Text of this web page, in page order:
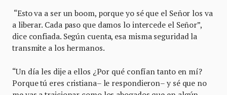
“Esto va a ser un boom, porque yo sé que el Señor los va
a liberar. Cada paso que damos lo intercede el Señor”,
dice confiada. Según cuenta, esa misma seguridad la
transmite a los hermanos.
“Un día les dije a ellos ¿Por qué confían tanto en mí?
Porque tú eres cristiana– le respondieron– y sé que no